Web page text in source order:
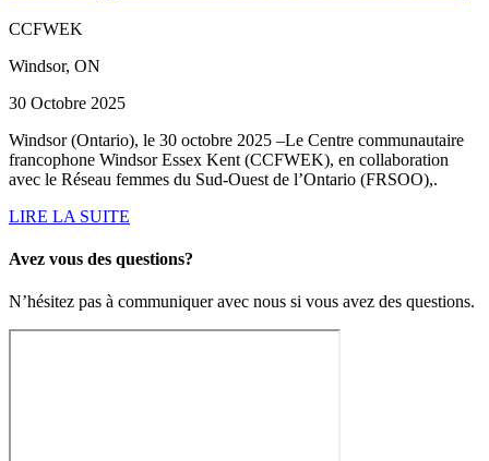
CCFWEK
Windsor, ON
30 Octobre 2025
Windsor (Ontario), le 30 octobre 2025 –Le Centre communautaire
francophone Windsor Essex Kent (CCFWEK), en collaboration
avec le Réseau femmes du Sud-Ouest de l’Ontario (FRSOO),.
LIRE LA SUITE
Avez vous des questions?
N’hésitez pas à communiquer avec nous si vous avez des questions.